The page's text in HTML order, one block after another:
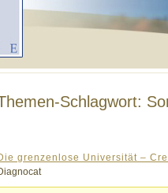
Schlagwort:
grenzenlose Universität –